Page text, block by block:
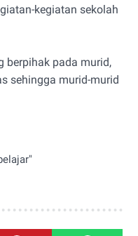
kegiatan sekolah
berpihak pada murid,
sehingga murid-murid